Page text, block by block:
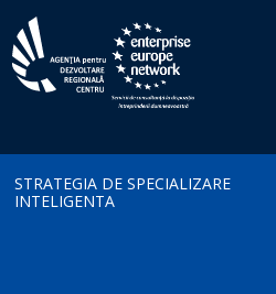
STRATEGIA DE SPECIALIZARE
INTELIGENTA